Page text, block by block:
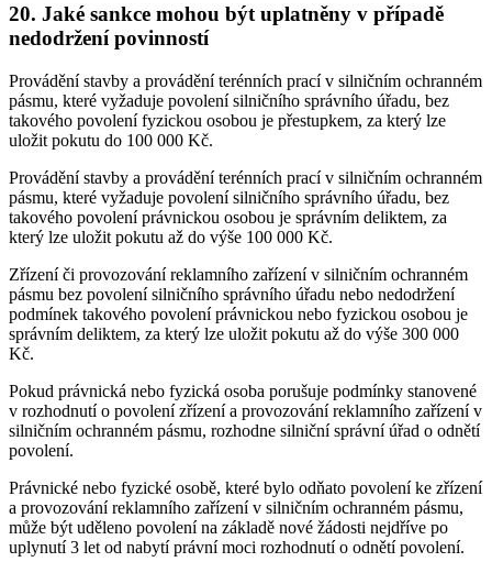
20. Jaké sankce mohou být uplatněny v případě
nedodržení povinností
Provádění stavby a provádění terénních prací v silničním ochranném
pásmu, které vyžaduje povolení silničního správního úřadu, bez
takového povolení fyzickou osobou je přestupkem, za který lze
uložit pokutu do 100 000 Kč.
Provádění stavby a provádění terénních prací v silničním ochranném
pásmu, které vyžaduje povolení silničního správního úřadu, bez
takového povolení právnickou osobou je správním deliktem, za
který lze uložit pokutu až do výše 100 000 Kč.
Zřízení či provozování reklamního zařízení v silničním ochranném
pásmu bez povolení silničního správního úřadu nebo nedodržení
podmínek takového povolení právnickou nebo fyzickou osobou je
správním deliktem, za který lze uložit pokutu až do výše 300 000
Kč.
Pokud právnická nebo fyzická osoba porušuje podmínky stanovené
v rozhodnutí o povolení zřízení a provozování reklamního zařízení v
silničním ochranném pásmu, rozhodne silniční správní úřad o odnětí
povolení.
Právnické nebo fyzické osobě, které bylo odňato povolení ke zřízení
a provozování reklamního zařízení v silničním ochranném pásmu,
může být uděleno povolení na základě nové žádosti nejdříve po
uplynutí 3 let od nabytí právní moci rozhodnutí o odnětí povolení.